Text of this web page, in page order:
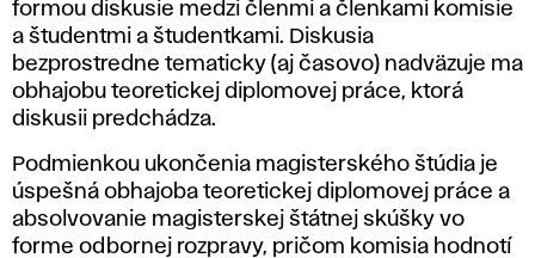
formou diskusie medzi členmi a členkami komisie
a študentmi a študentkami. Diskusia
bezprostredne tematicky (aj časovo) nadväzuje ma
obhajobu teoretickej diplomovej práce, ktorá
diskusii predchádza.
Podmienkou ukončenia magisterského štúdia je
úspešná obhajoba teoretickej diplomovej práce a
absolvovanie magisterskej štátnej skúšky vo
forme odbornej rozpravy, pričom komisia hodnotí